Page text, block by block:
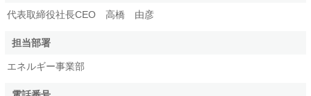
代表取締役社長CEO 高橋 由彦
担当部署
エネルギー事業部